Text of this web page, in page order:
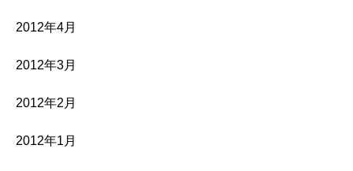
2012年4月
2012年3月
2012年2月
2012年1月